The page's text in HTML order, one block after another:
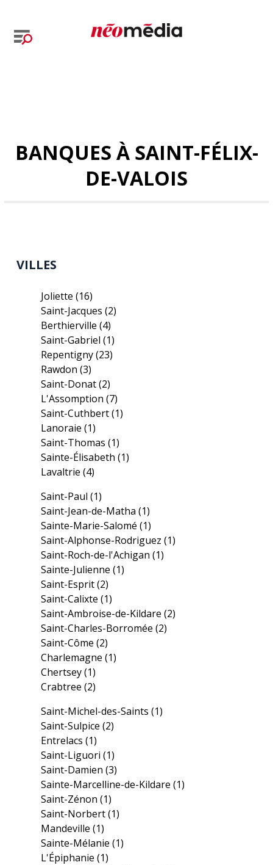
BANQUES À SAINT-FÉLIX-
DE-VALOIS
VILLES
Joliette(16)
Saint-Jacques(2)
Berthierville(4)
Saint-Gabriel(1)
Repentigny(23)
Rawdon(3)
Saint-Donat(2)
L'Assomption(7)
Saint-Cuthbert(1)
Lanoraie(1)
Saint-Thomas(1)
Sainte-Élisabeth(1)
Lavaltrie(4)
Saint-Paul(1)
Saint-Jean-de-Matha(1)
Sainte-Marie-Salomé(1)
Saint-Alphonse-Rodriguez(1)
Saint-Roch-de-l'Achigan(1)
Sainte-Julienne(1)
Saint-Esprit(2)
Saint-Calixte(1)
Saint-Ambroise-de-Kildare(2)
Saint-Charles-Borromée(2)
Saint-Côme(2)
Charlemagne(1)
Chertsey(1)
Crabtree(2)
Saint-Michel-des-Saints(1)
Saint-Sulpice(2)
Entrelacs(1)
Saint-Liguori(1)
Saint-Damien(3)
Sainte-Marcelline-de-Kildare(1)
Saint-Zénon(1)
Saint-Norbert(1)
Mandeville(1)
Sainte-Mélanie(1)
L'Épiphanie(1)